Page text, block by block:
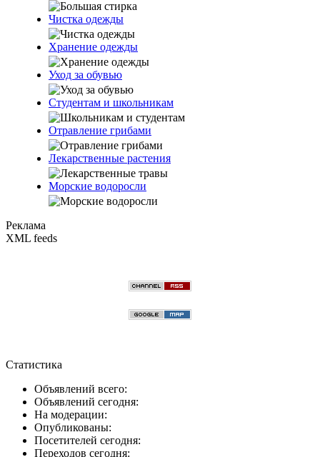
Чистка одежды
Хранение одежды
Уход за обувью
Студентам и школьникам
Отравление грибами
Лекарственные растения
Морские водоросли
Реклама
XML feeds
Статистика
Объявлений всего:
Объявлений сегодня:
На модерации:
Опубликованы:
Посетителей сегодня:
Переходов сегодня: